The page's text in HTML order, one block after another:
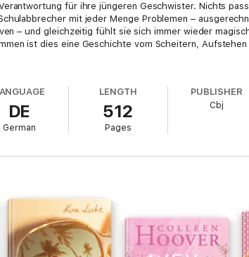
für ihre jüngeren Geschwister. Nichts
mit jeder Menge Problemen –
– und gleichzeitig fühlt sie sich immer wieder
ist dies eine Geschichte vom Scheitern,
DE
German
LENGTH
512
Pages
PUBLISHER
Cbj